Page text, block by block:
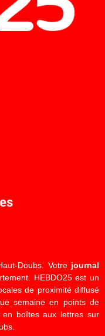
Doubs. Votre journal
HEBDO25 est un
de proximité diffusé
semaine en points de
boîtes aux lettres sur